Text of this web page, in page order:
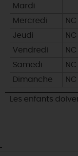
Mardi
Mercredi
NC
Jeudi
NC
Vendredi
NC
Samedi
NC
Dimanche
NC
Les enfants